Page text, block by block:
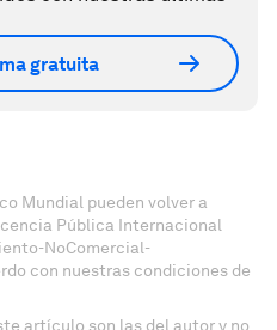
gratuita
Mundial pueden volver a
Pública Internacional
NoComercial-
con nuestras condiciones de
artículo son las del autor y no